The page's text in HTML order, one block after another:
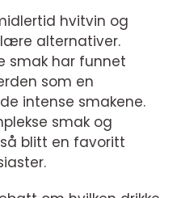
hvitvin og
alternativer.
smak har funnet
som en
intense smakene.
smak og
blitt en favoritt